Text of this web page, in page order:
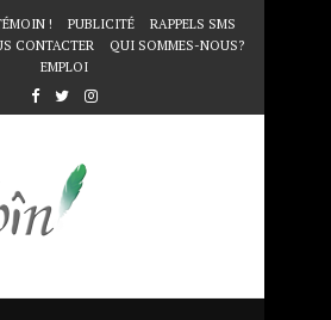
! PUBLICITÉ
RAPPELS SMS
CONTACTER
QUI SOMMES-NOUS?
EMPLOI